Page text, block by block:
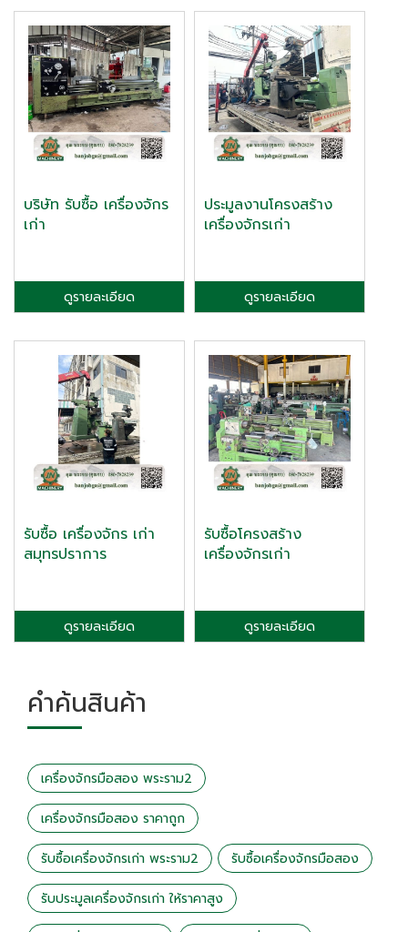
บริษัท รับซื้อ เครื่องจักร
เก่า
ดูรายละเอียด
ประมูลงานโครงสร้าง
เครื่องจักรเก่า
ดูรายละเอียด
รับซื้อ เครื่องจักร เก่า
สมุทรปราการ
ดูรายละเอียด
รับซื้อโครงสร้าง
เครื่องจักรเก่า
ดูรายละเอียด
คำค้นสินค้า
เครื่องจักรมือสอง พระราม2
เครื่องจักรมือสอง ราคาถูก
รับซื้อเครื่องจักรเก่า พระราม2 รับซื้อเครื่องจักรมือสอง
รับประมูลเครื่องจักรเก่า ให้ราคาสูง